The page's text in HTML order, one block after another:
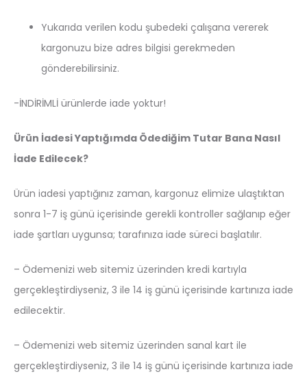
Yukarıda verilen kodu şubedeki çalışana vererek
kargonuzu bize adres bilgisi gerekmeden
gönderebilirsiniz.
-İNDİRİMLİ ürünlerde iade yoktur!
Ürün İadesi Yaptığımda Ödediğim Tutar Bana Nasıl
İade Edilecek?
Ürün iadesi yaptığınız zaman, kargonuz elimize ulaştıktan
sonra 1-7 iş günü içerisinde gerekli kontroller sağlanıp eğer
iade şartları uygunsa; tarafınıza iade süreci başlatılır.
– Ödemenizi web sitemiz üzerinden kredi kartıyla
gerçekleştirdiyseniz, 3 ile 14 iş günü içerisinde kartınıza iade
edilecektir.
– Ödemenizi web sitemiz üzerinden sanal kart ile
gerçekleştirdiyseniz, 3 ile 14 iş günü içerisinde kartınıza iade